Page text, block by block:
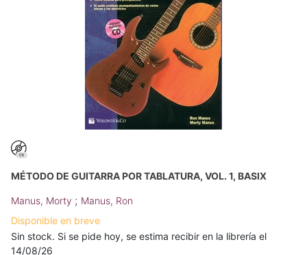
MÉTODO DE GUITARRA POR TABLATURA, VOL. 1, BASIX
Manus, Morty ; Manus, Ron
Disponible en breve
Sin stock. Si se pide hoy, se estima recibir en la librería el
14/08/26